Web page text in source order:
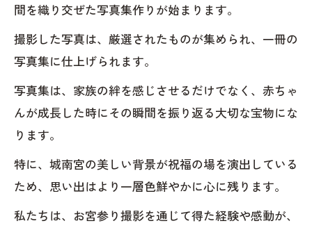
間を織り交ぜた写真集作りが始まります。
撮影した写真は、厳選されたものが集められ、一冊の
写真集に仕上げられます。
写真集は、家族の絆を感じさせるだけでなく、赤ちゃ
んが成長した時にその瞬間を振り返る大切な宝物にな
ります。
特に、城南宮の美しい背景が祝福の場を演出している
ため、思い出はより一層色鮮やかに心に残ります。
私たちは、お宮参り撮影を通じて得た経験や感動が、